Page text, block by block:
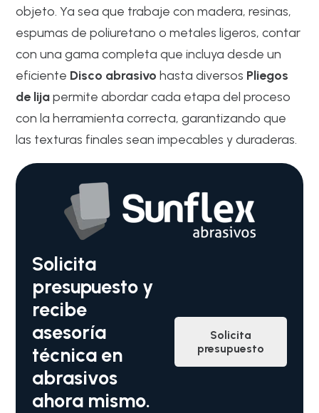
objeto. Ya sea que trabaje con madera, resinas,
espumas de poliuretano o metales ligeros, contar
con una gama completa que incluya desde un
eficiente Disco abrasivo hasta diversos Pliegos
de lijapermite abordar cada etapa del proceso
con la herramienta correcta, garantizando que
las texturas finales sean impecables y duraderas.
Solicita
presupuesto y
recibe
asesoría
técnica en
abrasivos
ahora mismo.
Solicita
presupuesto